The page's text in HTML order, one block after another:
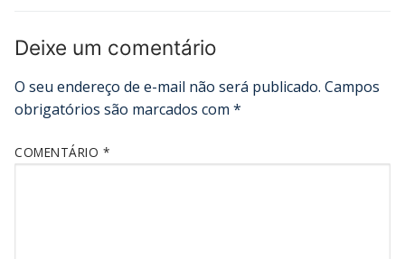
Deixe um comentário
O seu endereço de e-mail não será publicado. Campos
obrigatórios são marcados com *
COMENTÁRIO *